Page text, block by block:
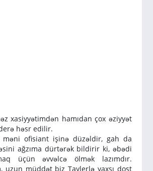
xasiyyətimdən hamıdan çox əziyyət
həsr edilir.
məni ofisiant işinə düzəldir, gah da
ağzıma dürtərək bildirir ki, əbədi
üçün əvvəlcə ölmək lazımdır.
uzun müddət biz Taylerlə yaxşı dost